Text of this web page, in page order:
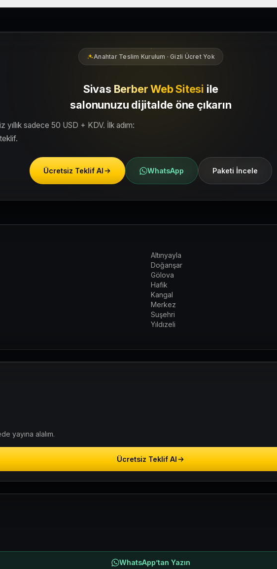
Anahtar Teslim Kurulum · Gizli Ücret Yok
Sivas Berber Web Sitesi ile
salonunuzu dijitalde öne çıkarın
yıllık sadece 50 USD + KDV. İlk adım:
Ücretsiz Teklif Al WhatsApp Paketi İncele
Altınyayla
Doğanşar
Gölova
Hafik
Kangal
Merkez
Suşehri
Yıldızeli
yayına alalım.
Ücretsiz Teklif Al
WhatsApp’tan Yazın